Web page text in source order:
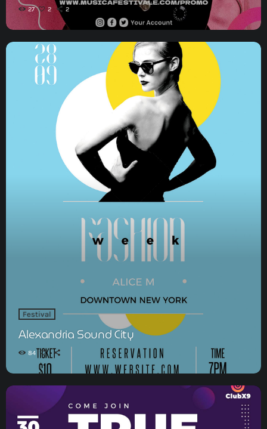
27 2 2
Festival
Alexandria Sound City
84